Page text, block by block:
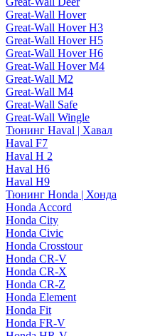
Great-Wall Hover
Great-Wall Hover H3
Great-Wall Hover H5
Great-Wall Hover H6
Great-Wall Hover M4
Great-Wall M2
Great-Wall M4
Great-Wall Safe
Great-Wall Wingle
Тюнинг Haval | Хавал
Haval F7
Haval H 2
Haval H6
Haval H9
Тюнинг Honda | Хонда
Honda Accord
Honda City
Honda Civic
Honda Crosstour
Honda CR-V
Honda CR-X
Honda CR-Z
Honda Element
Honda Fit
Honda FR-V